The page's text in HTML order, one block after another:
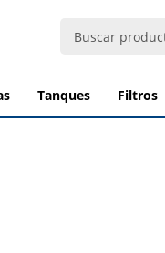
tanques filtros